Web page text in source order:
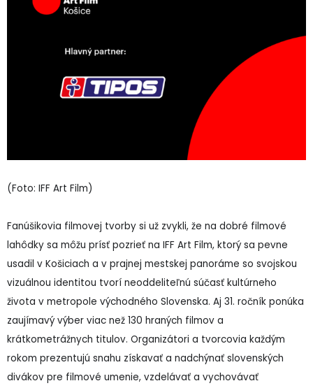
(Foto: IFF Art Film)
Fanúšikovia filmovej tvorby si už zvykli, že na dobré filmové
lahôdky sa môžu prísť pozrieť na IFF Art Film, ktorý sa pevne
usadil v Košiciach a v prajnej mestskej panoráme so svojskou
vizuálnou identitou tvorí neoddeliteľnú súčasť kultúrneho
života v metropole východného Slovenska. Aj 31. ročník ponúka
zaujímavý výber viac než 130 hraných filmov a
krátkometrážnych titulov. Organizátori a tvorcovia každým
rokom prezentujú snahu získavať a nadchýnať slovenských
divákov pre filmové umenie, vzdelávať a vychovávať